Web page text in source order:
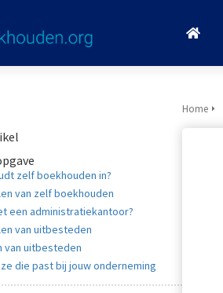
zelf boekhouden in?
van zelf boekhouden
een administratiekantoor?
van uitbesteden
van uitbesteden
die past bij jouw onderneming
Home